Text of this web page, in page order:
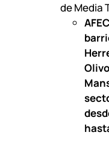
de Media